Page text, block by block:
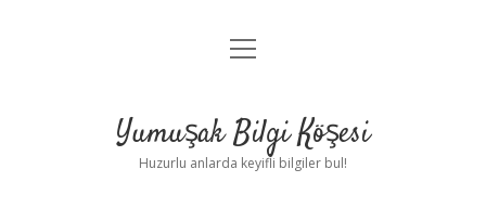
Anasayfa
Yasal Uyarı
menüyü
Yumuşak Bilgi Köşesi
Huzurlu anlarda keyifli bilgiler bul!